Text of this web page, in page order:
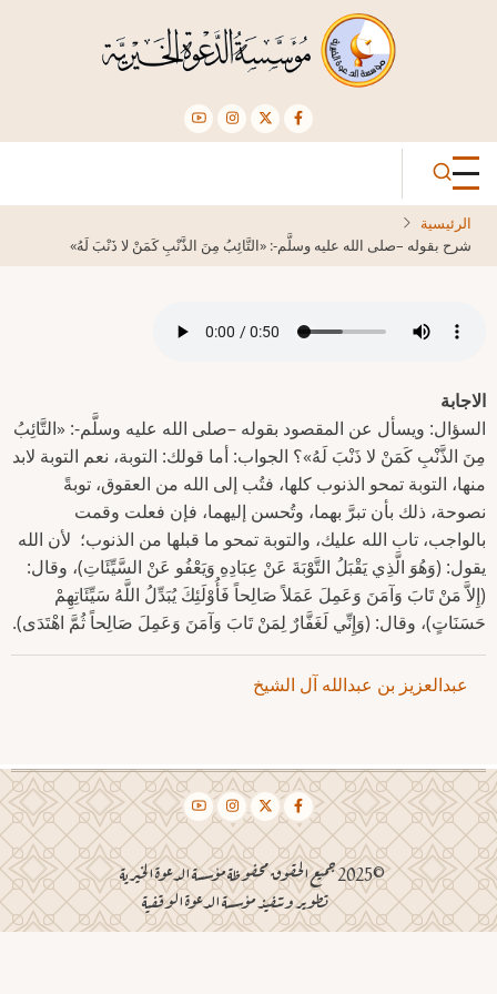
الرئيسية
شرح بقوله –صلى الله عليه وسلَّم-: «التَّائِبُ مِنَ الذَّنْبِ كَمَنْ لا ذَنْبَ لَهُ»
الاجابة
السؤال: ويسأل عن المقصود بقوله –صلى الله عليه وسلَّم-: «التَّائِبُ
مِنَ الذَّنْبِ كَمَنْ لا ذَنْبَ لَهُ»؟ الجواب: أما قولك: التوبة، نعم التوبة لابد
منها، التوبة تمحو الذنوب كلها، فتُب إلى الله من العقوق، توبةً
نصوحة، ذلك بأن تبرَّ بهما، وتُحسن إليهما، فإن فعلت وقمت
بالواجب، تاب الله عليك، والتوبة تمحو ما قبلها من الذنوب؛ لأن الله
يقول: (وَهُوَ الَّذِي يَقْبَلُ التَّوْبَةَ عَنْ عِبَادِهِ وَيَعْفُو عَنْ السَّيِّئَاتِ)، وقال:
(إِلاَّ مَنْ تَابَ وَآمَنَ وَعَمِلَ عَمَلاً صَالِحاً فَأُوْلَئِكَ يُبَدِّلُ اللَّهُ سَيِّئَاتِهِمْ
حَسَنَاتٍ)، وقال: (وَإِنِّي لَغَفَّارٌ لِمَنْ تَابَ وَآمَنَ وَعَمِلَ صَالِحاً ثُمَّ اهْتَدَى).
عبدالعزيز بن عبدالله آل الشيخ
©2025 جميع الحقوق محفوظة مؤسسة الدعوة الخيرية
تطوير وتنفيذ مؤسسة الدعوة الوقفية